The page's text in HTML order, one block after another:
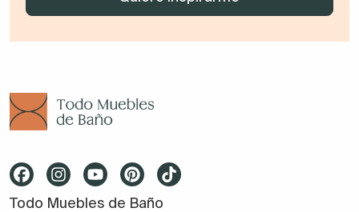
Todo Muebles de Baño